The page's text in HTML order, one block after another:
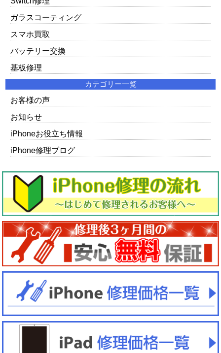
ガラスコーティング
スマホ買取
バッテリー交換
基板修理
カテゴリー一覧
お客様の声
お知らせ
iPhoneお役立ち情報
iPhone修理ブログ